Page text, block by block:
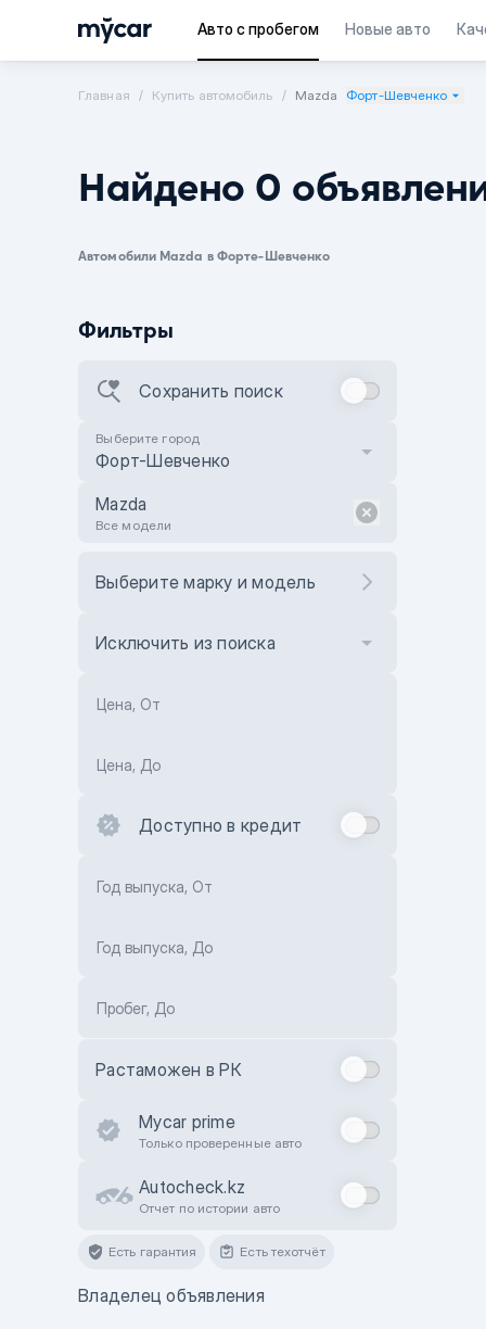
Авто с пробегом Новые авто
Главная Купить автомобиль Mazda Форт-Шевченко
Найдено 0
Автомобили Mazda в Форте-Шевченко
Фильтры
Сохранить поиск
Выберите город
Форт-Шевченко
Mazda
Все модели
Выберите марку и модель
Исключить из поиска
Цена, От
Цена, До
Доступно в кредит
Год выпуска, От
Год выпуска, До
Пробег, До
Растаможен в РК
Mycar prime
Только проверенные авто
Autocheck.kz
Отчет по истории авто
Есть гарантия Есть техотчёт
Владелец объявления